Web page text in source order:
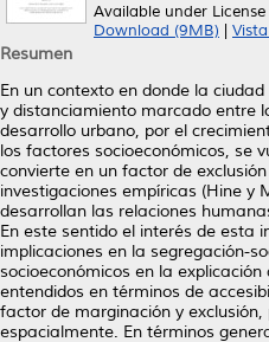
Available under License
Download (9MB)
Resumen
En un contexto en donde la
y distanciamiento marcado entre
desarrollo urbano, por el
los factores socioeconómicos, se
convierte en un factor de
investigaciones empíricas (Hine y
desarrollan las relaciones
En este sentido el interés de esta
implicaciones en la segregación-
socioeconómicos en la
entendidos en términos de
factor de marginación y
espacialmente. En términos